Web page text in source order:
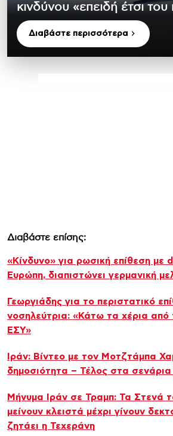
κινδύνου «επειδή έτσι
Διαβάστε περισσότερα
Διαβάστε επίσης:
«Κίνδυνο» για ρωσική επίθεση με
Ευρώπη, διαπιστώνει γερμανική
Γεωργιάδης για το περιστατικό
νοσηλεύτρια: «Κάτω τα χέρια από
ΕΣΥ»
Ιράν: Βίντεο με τον Μοτζτάμπα
δημοσιότητα – Τέλος στα σενάρια
Μήνυμα Ιράν σε Τραμπ: Τα Στενά
μείνουν κλειστά μέχρι γίνουν
ζητάει η Τεχεράνη